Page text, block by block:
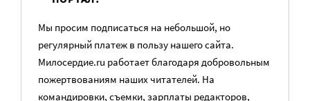
Мы просим подписаться на небольшой, но
регулярный платеж в пользу нашего сайта.
Милосердие.ru работает благодаря добровольным
пожертвованиям наших читателей. На
командировки, съемки, зарплаты редакторов,